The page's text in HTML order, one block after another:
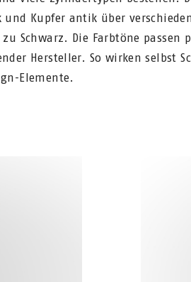
Kupfer antik über
Schwarz. Die Farbtöne passen
Hersteller. So wirken selbst
Elemente.